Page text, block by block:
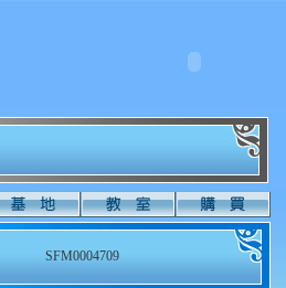
SFM0004709